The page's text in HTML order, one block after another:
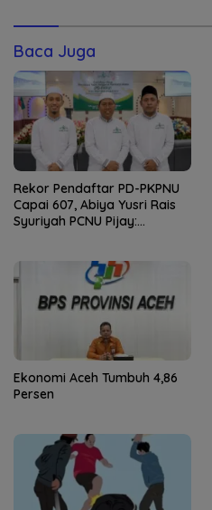
Baca Juga
Rekor Pendaftar PD-PKPNU
Capai 607, Abiya Yusri Rais
Syuriyah PCNU Pijay:
Ekonomi Aceh Tumbuh 4,86
Persen